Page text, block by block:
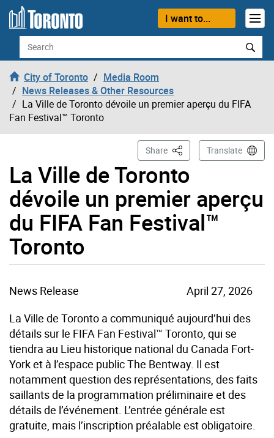
Skip to content
I want to...
Search
City of Toronto
Media Room
News Releases & Other Resources
La Ville de Toronto dévoile un premier aperçu du FIFA
Fan Festival™ Toronto
La Ville de Toronto
dévoile un premier aperçu
du FIFA Fan Festival™
Toronto
Share This PageTranslate
News Release
April 27, 2026
La Ville de Toronto a communiqué aujourd’hui des
détails sur le FIFA Fan Festival™ Toronto, qui se
tiendra au Lieu historique national du Canada Fort-
York et à l’espace public The Bentway. Il est
notamment question des représentations, des faits
saillants de la programmation préliminaire et des
détails de l’événement. L’entrée générale est
gratuite, mais l’inscription préalable est obligatoire.